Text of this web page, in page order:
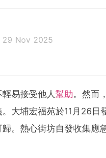
29 Nov 2025
易接受他人幫助。然而
大埔宏福苑於11月26日
。熱心街坊自發收集應